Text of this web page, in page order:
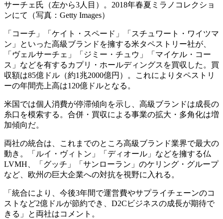
サーチェ氏（左から3人目）。2018年春夏ミラノコレクショ
ンにて（写真：Getty Images）
「コーチ」「ケイト・スペード」「スチュワート・ワイツマ
ン」といった高級ブランドを擁する米タペストリー社が、
「ヴェルサーチェ」「ジミー・チュウ」「マイケル・コー
ス」などを有するカプリ・ホールディングスを買収した。買
収額は85億ドル（約1兆2000億円）。これによりタペストリ
ーの年間売上高は120億ドルとなる。
米国では個人消費が停滞傾向を示し、高級ブランドは成長の
糸口を模索する。合併・買収による事業の拡大・多角化は増
加傾向だ。
両社の統合は、これまでのところ高級ブランド業界で最大の
動き。「ルイ・ヴィトン」「ディオール」などを擁する仏
LVMH、「グッチ」「サンローラン」のケリング・グループ
など、欧州の巨大企業への対抗を視野に入れる。
「統合により、今後3年間で運営費やサプライチェーンのコ
ストなど2億ドルが節約でき、D2Cビジネスの成長が期待で
きる」と両社はコメント。